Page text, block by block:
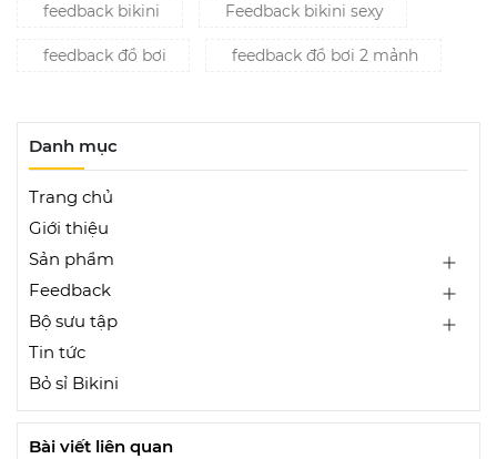
feedback bikini Feedback bikini sexy
feedback đồ bơi feedback đồ bơi 2 mảnh
Danh mục
Trang chủ
Giới thiệu
Sản phẩm
Feedback
Bộ sưu tập
Tin tức
Bỏ sỉ Bikini
Bài viết liên quan